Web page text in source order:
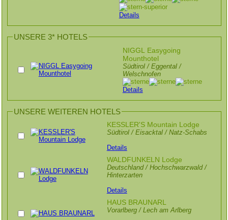
Details
UNSERE 3* HOTELS
NIGGL Easygoing
Mounthotel
Südtirol / Eggental /
Welschnofen
Details
UNSERE WEITEREN HOTELS
KESSLER'S Mountain Lodge
Südtirol / Eisacktal / Natz-Schabs
Details
WALDFUNKELN Lodge
Deutschland / Hochschwarzwald /
Hinterzarten
Details
HAUS BRAUNARL
Vorarlberg / Lech am Arlberg